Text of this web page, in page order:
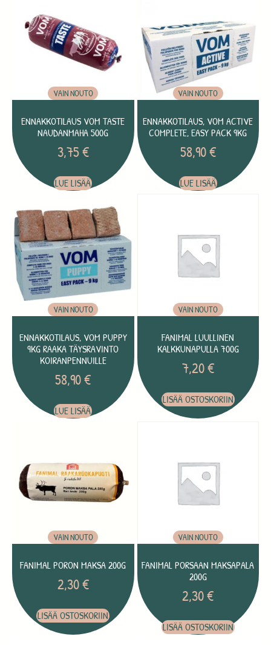
VAIN NOUTO
ENNAKKOTILAUS VOM TASTE
NAUDANMAHA 500G
3,75€
LUE LISÄÄ
VAIN NOUTO
ENNAKKOTILAUS, VOM ACTIVE
COMPLETE, EASY PACK 9KG
58,90€
LUE LISÄÄ
VAIN NOUTO
ENNAKKOTILAUS, VOM PUPPY
9KG RAAKA TÄYSRAVINTO
KOIRANPENNUILLE
58,90€
LUE LISÄÄ
VAIN NOUTO
FANIMAL LUULLINEN
KALKKUNAPULLA 700G
7,20€
LISÄÄ OSTOSKORIIN
VAIN NOUTO
FANIMAL PORON MAKSA 200G
2,30€
LISÄÄ OSTOSKORIIN
VAIN NOUTO
FANIMAL PORSAAN MAKSAPALA
200G
2,30€
LISÄÄ OSTOSKORIIN